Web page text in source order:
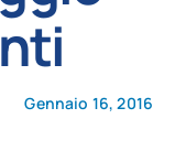
Gennaio 16, 2016